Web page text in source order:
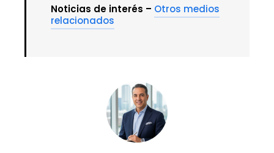
Noticias de interés – Otros medios
relacionados